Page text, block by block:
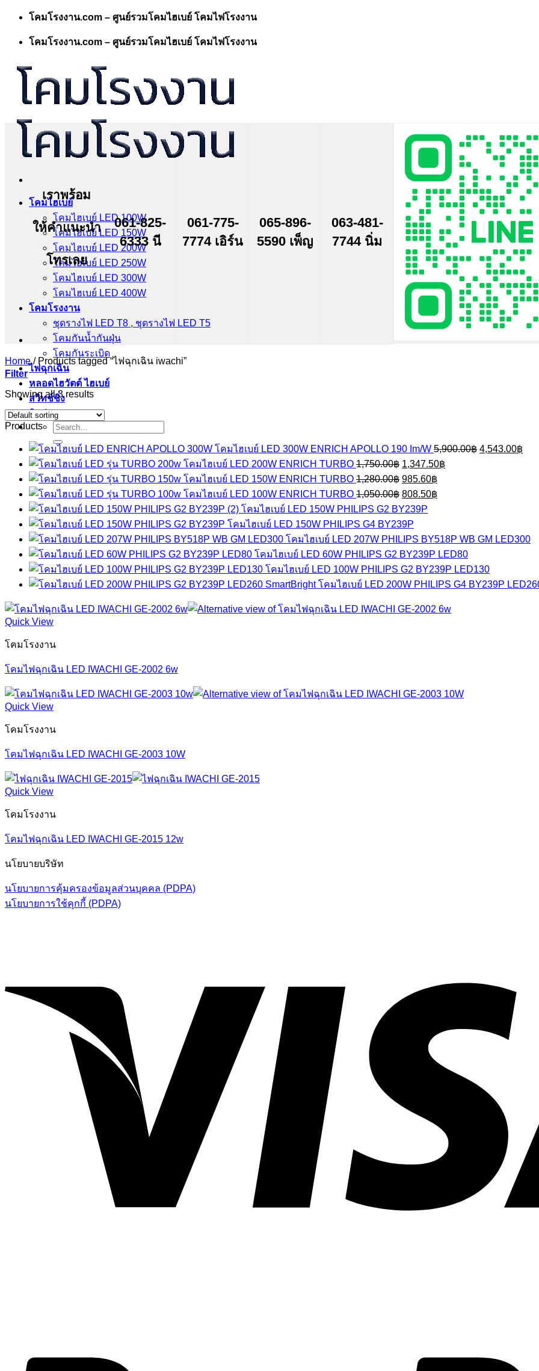
Skip
content
โคมโรงงาน.com – ศูนย์รวมโคมไฮเบย์ โคมไฟโรงงาน
โคมโรงงาน.com – ศูนย์รวมโคมไฮเบย์ โคมไฟโรงงาน
โคมไฮเบย์
โคมไฮเบย์ LED 100W
โคมไฮเบย์ LED 150W
โคมไฮเบย์ LED 200W
โคมไฮเบย์ LED 250W
โคมไฮเบย์ LED 300W
โคมไฮเบย์ LED 400W
โคมโรงงาน
ชุดรางไฟ LED T8 , ชุดรางไฟ LED T5
โคมกันน้ำกันฝุ่น
โคมกันระเบิด
ไฟฉุกเฉิน
หลอดไฮวัตต์ ไฮเบย์
สวิทช์ชิ่ง
ติดต่อเรา
Search
for:
เราพร้อม
ให้คำแนะนำ
โทรเลย
061-825-
6333 นี
061-775-
7774 เอิร์น
065-896-
5590 เพ็ญ
063-481-
7744 นิ่ม
Home /Products tagged “ไฟฉุกเฉิน iwachi”
Filter
Showing all 3 results
Products
โคมไฮเบย์ LED 300W ENRICH APOLLO 190 Im/W 5,900.00฿ Original
price
4,543.00฿
โคมไฮเบย์ LED 200W ENRICH TURBO 1,750.00฿ Original
price
was:
1,750.00฿.
1,347.50฿
price
โคมไฮเบย์ LED 150W ENRICH TURBO 1,280.00฿ Original
price
was:
1,280.00฿.
985.60฿
price
is:
โคมไฮเบย์ LED 100W ENRICH TURBO 1,050.00฿ Original
price
was:
1,050.00฿.
808.50฿
price
โคมไฮเบย์ LED 150W PHILIPS G2 BY239P
โคมไฮเบย์ LED 150W PHILIPS G4 BY239P
โคมไฮเบย์ LED 207W PHILIPS BY518P WB GM LED300
โคมไฮเบย์ LED 60W PHILIPS G2 BY239P LED80
โคมไฮเบย์ LED 100W PHILIPS G2 BY239P LED130
โคมไฮเบย์ LED 200W PHILIPS G4 BY239P
Quick View
โคมโรงงาน
โคมไฟฉุกเฉิน LED IWACHI GE-2002 6w
Quick View
โคมโรงงาน
โคมไฟฉุกเฉิน LED IWACHI GE-2003 10W
Quick View
โคมโรงงาน
โคมไฟฉุกเฉิน LED IWACHI GE-2015 12w
นโยบายบริษัท
นโยบายการคุ้มครองข้อมูลส่วนบุคคล (PDPA)
นโยบายการใช้คุกกี้ (PDPA)